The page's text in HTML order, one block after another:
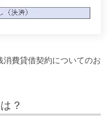
費貸借契約についてのお
？